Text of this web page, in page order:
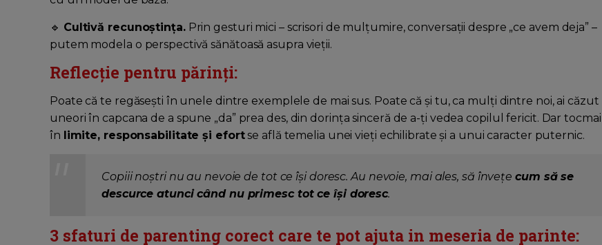
🔹 Cultivă recunoștința.Prin gesturi mici – scrisori de mulțumire, conversații despre „ce avem deja” –
putem modela o perspectivă sănătoasă asupra vieții.
Reflecție pentru părinți:
Poate că te regăsești în unele dintre exemplele de mai sus. Poate că și tu, ca mulți dintre noi, ai căzut
uneori în capcana de a spune „da” prea des, din dorința sinceră de a-ți vedea copilul fericit. Dar tocmai
în limite, responsabilitate și efortse află temelia unei vieți echilibrate și a unui caracter puternic.
Copiii noștri nu au nevoie de tot ce își doresc. Au nevoie, mai ales, să învețecum să se
descurce atunci când nu primesc tot ce își doresc.
3 sfaturi de parenting corect care te pot ajuta in meseria de parinte: